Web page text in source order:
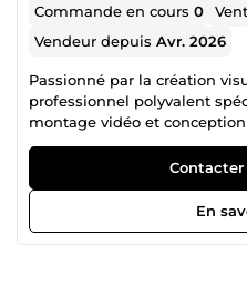
Commande en cours0
Vendeur depuisAvr. 2026
Passionné par la création
professionnel polyvalent
montage vidéo et
années d’expérience, je
concrets, esthétiques et
Design : création de logos,
print et digitaux adaptés à
réalisation de vidéos
En